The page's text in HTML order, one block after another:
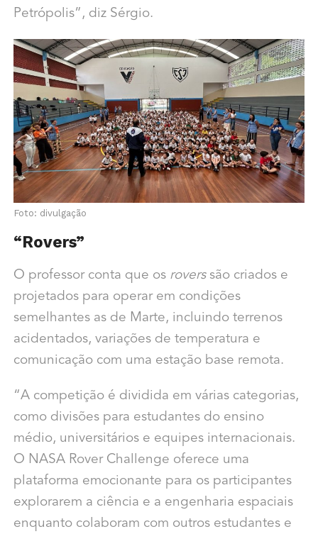
Petrópolis”, diz Sérgio.
Foto: divulgação
“Rovers”
O professor conta que osroverssão criados e
projetados para operar em condições
semelhantes as de Marte, incluindo terrenos
acidentados, variações de temperatura e
comunicação com uma estação base remota.
“A competição é dividida em várias categorias,
como divisões para estudantes do ensino
médio, universitários e equipes internacionais.
O NASA Rover Challenge oferece uma
plataforma emocionante para os participantes
explorarem a ciência e a engenharia espaciais
enquanto colaboram com outros estudantes e